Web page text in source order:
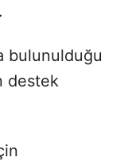
bulunulduğu
destek